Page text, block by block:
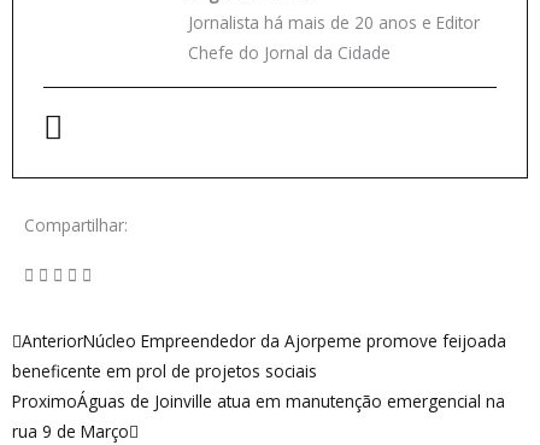
Jornalista há mais de 20 anos e Editor
Chefe do Jornal da Cidade
Compartilhar:
Anterior
AnteriorNúcleo Empreendedor da Ajorpeme promove feijoada
beneficente em prol de projetos sociais
ProximoÁguas de Joinville atua em manutenção emergencial na
rua 9 de Março
Próximo